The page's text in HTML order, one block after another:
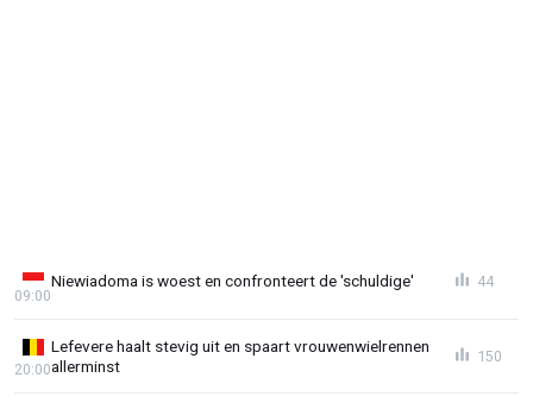
Niewiadoma is woest en confronteert de 'schuldige'
09:00
44
Lefevere haalt stevig uit en spaart vrouwenwielrennen
allerminst
20:00
150